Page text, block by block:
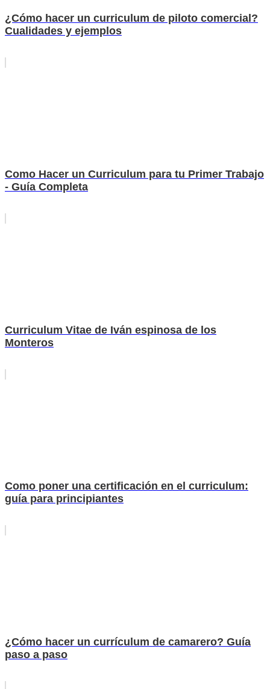
¿Cómo hacer un curriculum de piloto comercial?
Cualidades y ejemplos
Como Hacer un Curriculum para tu Primer Trabajo
- Guía Completa
Curriculum Vitae de Iván espinosa de los
Monteros
Como poner una certificación en el curriculum:
guía para principiantes
¿Cómo hacer un currículum de camarero? Guía
paso a paso